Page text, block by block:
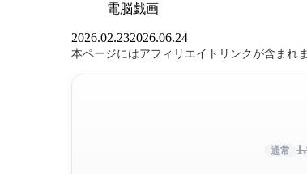
電脳戯画
2026.02.232026.06.24
本ページにはアフィリエイトリンクが含まれ
通常